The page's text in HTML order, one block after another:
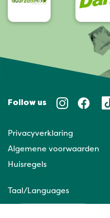
Follow us
Privacyverklaring
Algemene voorwaarden
Huisregels
Taal/Languages